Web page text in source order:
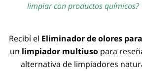
limpiar con productos químicos?
Recibí el Eliminador de olores
un limpiador multiuso para
alternativa de limpiadores